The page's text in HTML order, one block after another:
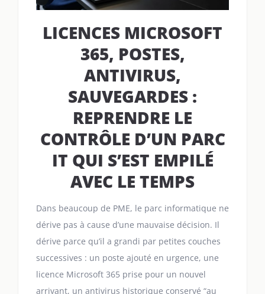
LICENCES MICROSOFT
365, POSTES,
ANTIVIRUS,
SAUVEGARDES :
REPRENDRE LE
CONTRÔLE D’UN PARC
IT QUI S’EST EMPILÉ
AVEC LE TEMPS
Dans beaucoup de PME, le parc informatique ne
dérive pas à cause d’une mauvaise décision. Il
dérive parce qu’il a grandi par petites couches
successives : un poste ajouté en urgence, une
licence Microsoft 365 prise pour un nouvel
arrivant, un antivirus historique conservé “au